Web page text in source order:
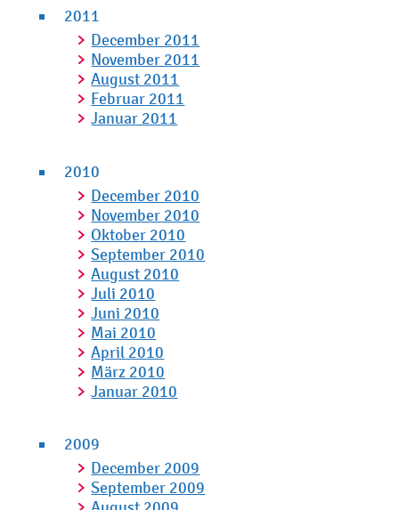
2011
December 2011
November 2011
August 2011
Februar 2011
Januar 2011
2010
December 2010
November 2010
Oktober 2010
September 2010
August 2010
Juli 2010
Juni 2010
Mai 2010
April 2010
März 2010
Januar 2010
2009
December 2009
September 2009